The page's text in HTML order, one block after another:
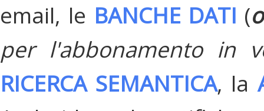
email, le BANCHE DATI (
per l'abbonamento in
RICERCA SEMANTICA, la